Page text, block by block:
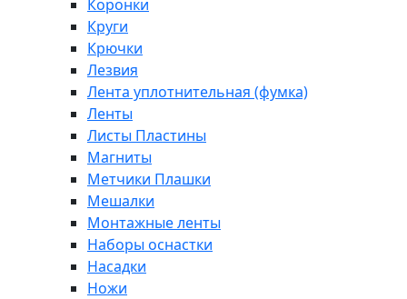
Коронки
Круги
Крючки
Лезвия
Лента уплотнительная (фумка)
Ленты
Листы Пластины
Магниты
Метчики Плашки
Мешалки
Монтажные ленты
Наборы оснастки
Насадки
Ножи